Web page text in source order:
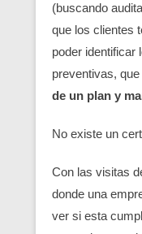
(buscando
que los clientes
poder identificar
preventivas,
de un plan y
No existe un
Con las visitas
donde una
ver si esta